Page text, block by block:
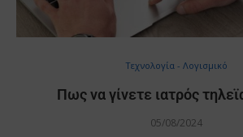
Τεχνολογία - Λογισμικό
Πως να γίνετε ιατρός
05/08/2024